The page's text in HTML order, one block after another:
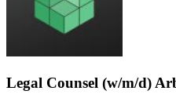
Legal Counsel (w/m/d)